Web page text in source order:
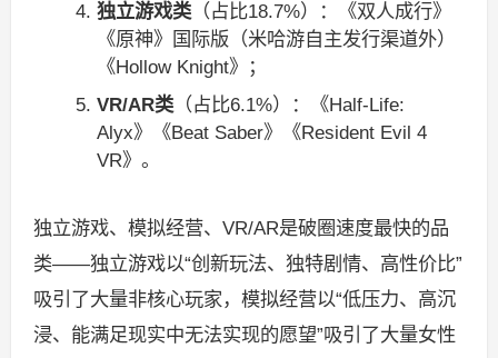
独立游戏类（占比18.7%）：《双人成行》
《原神》国际版（米哈游自主发行渠道外）
《Hollow Knight》；
VR/AR类 （占比6.1%）：《Half-Life:
Alyx》《Beat Saber》《Resident Evil 4
VR》。
独立游戏、模拟经营、VR/AR是破圈速度最快的品
类——独立游戏以“创新玩法、独特剧情、高性价比”
吸引了大量非核心玩家，模拟经营以“低压力、高沉
浸、能满足现实中无法实现的愿望”吸引了大量女性